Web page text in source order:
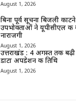
August 1, 2026
बिना पूर्व सूचना बिजली
उपभोक्ताओं ने यूपीसीएल की
नाराजगी
August 1, 2026
उत्तराखंड : 4 अगस्त तक बढ़ी
डाटा अपडेशन की तिथि
August 1, 2026